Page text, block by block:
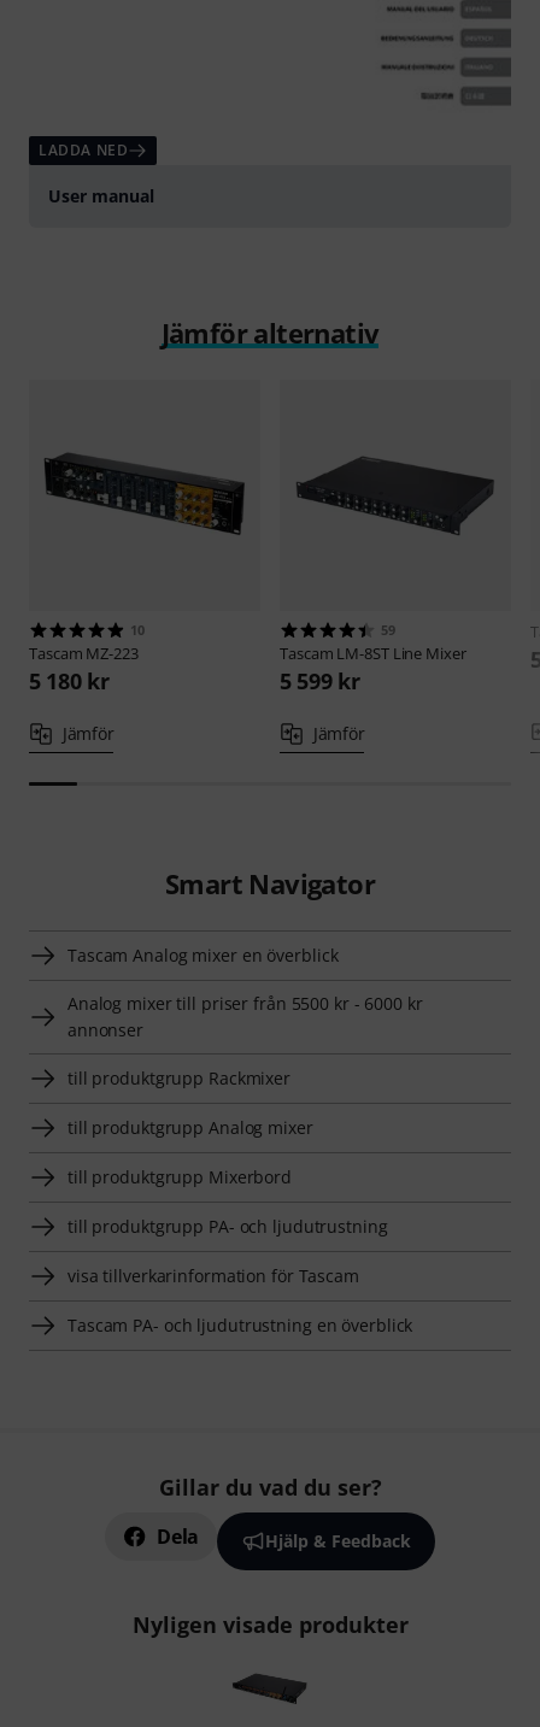
LADDA NED
User manual
Jämför alternativ
10
Tascam MZ-223
5 180 kr
Jämför
59
Tascam LM-8ST Line Mixer
5 599 kr
Jämför
Smart Navigator
Tascam Analog mixer en överblick
Analog mixer till priser från 5500 kr - 6000 kr
annonser
till produktgrupp Rackmixer
till produktgrupp Analog mixer
till produktgrupp Mixerbord
till produktgrupp PA- och ljudutrustning
visa tillverkarinformation för Tascam
Tascam PA- och ljudutrustning en överblick
Gillar du vad du ser?
Dela Hjälp & Feedback
Nyligen visade produkter